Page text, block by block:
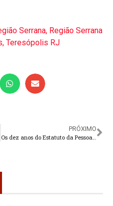
Serrana, Região Serrana
, Teresópolis RJ
PRÓXIMO
Os dez anos do Estatuto da Pessoa com Deficiência: uma breve reflexão